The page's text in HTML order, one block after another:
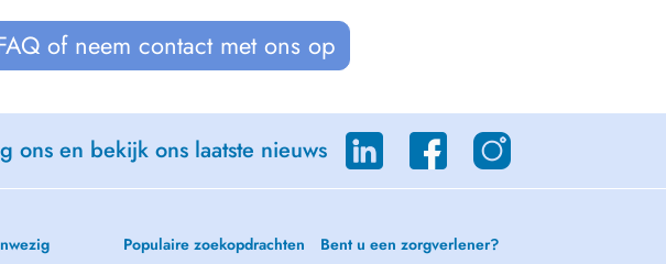
of neem contact met ons op
ons en bekijk ons laatste nieuws
Populaire zoekopdrachten Bent u een zorgverlener?